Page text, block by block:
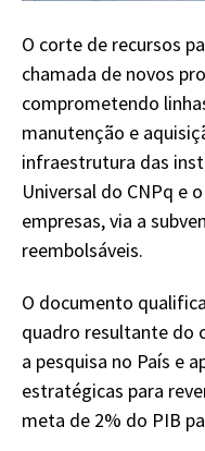
O corte de recursos
chamada de novos
comprometendo
manutenção e
infraestrutura das
Universal do CNPq e
empresas, via a
reembolsáveis.
O documento
quadro resultante do
a pesquisa no País e
estratégicas para
meta de 2% do PIB